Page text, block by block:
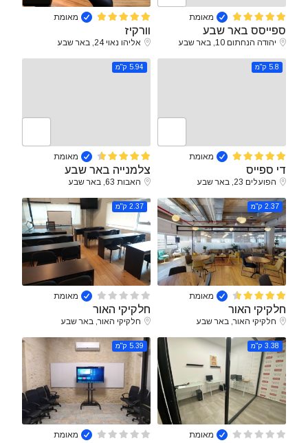
מאומת
ספייסס באר שבע
יהודה הנחתום 10, באר שבע
מאומת
וורקיז
אליהו נאוי 24, באר שבע
מאומת
5.8 ק"מ
די ספייס
הפועלים 23, באר שבע
מאומת
5.94 ק"מ
צלמנייה באר שבע
האבות 63, באר שבע
מאומת
2.37 ק"מ
חלקיקי האור
חלקיקי האור, באר שבע
מאומת
2.37 ק"מ
חלקיקי האור
חלקיקי האור, באר שבע
מאומת
3.38 ק"מ
מאומת
5.39 ק"מ